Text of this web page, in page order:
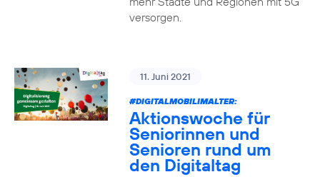
versorgen.
11. Juni 2021
#DIGITALMOBILIMALTER:
Aktionswoche für
Seniorinnen und
Senioren rund um
den Digitaltag